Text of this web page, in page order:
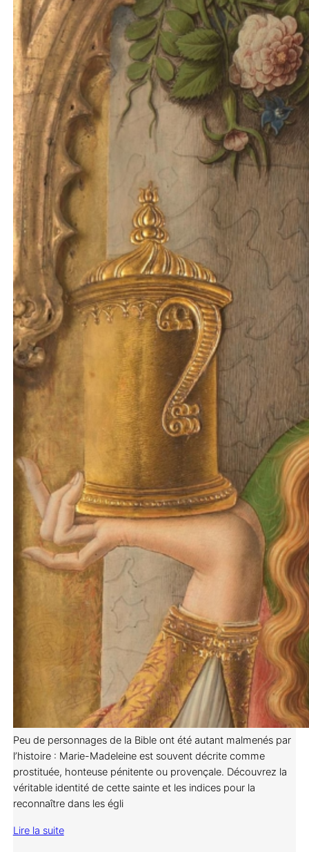
Peu de personnages de la Bible ont été autant malmenés par
l’histoire : Marie-Madeleine est souvent décrite comme
prostituée, honteuse pénitente ou provençale. Découvrez la
véritable identité de cette sainte et les indices pour la
reconnaître dans les égli
Lire la suite